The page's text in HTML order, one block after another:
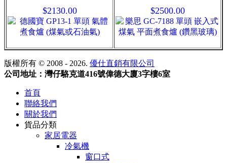
$2130.00 $2500.00
版權所有 © 2008 - 2026. 優仕直銷有限公司
公司地址：灣仔駱克道416號偉德大廈3字樓6室
首頁
聯絡我們
關於我們
貨品分類
家居電器
冷氣機
窗口式